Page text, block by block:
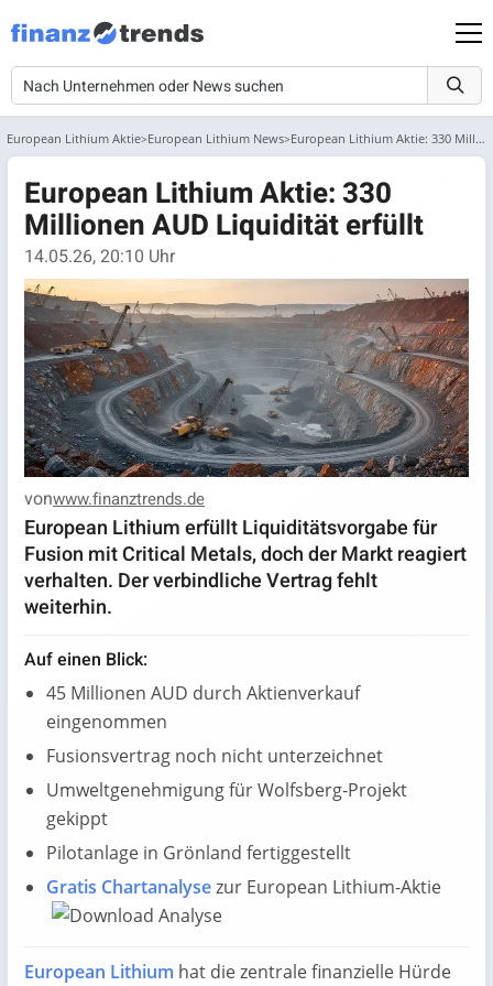
European Lithium Aktie European Lithium News European Lithium Aktie: 330 Millionen AUD Liquidität erfüllt
European Lithium Aktie: 330
Millionen AUD Liquidität erfüllt
14.05.26, 20:10 Uhr
vonwww.finanztrends.de
European Lithium erfüllt Liquiditätsvorgabe für
Fusion mit Critical Metals, doch der Markt reagiert
verhalten. Der verbindliche Vertrag fehlt
weiterhin.
Auf einen Blick:
45 Millionen AUD durch Aktienverkauf
eingenommen
Fusionsvertrag noch nicht unterzeichnet
Umweltgenehmigung für Wolfsberg-Projekt
gekippt
Pilotanlage in Grönland fertiggestellt
Gratis Chartanalysezur European Lithium-Aktie
European Lithium hat die zentrale finanzielle Hürde